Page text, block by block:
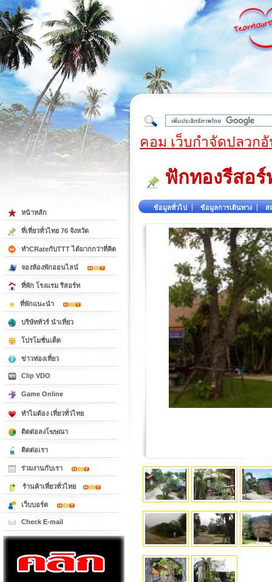
ต้
คอม เว็บกำจัดปลวก
ฟักทองรีสอร์
ข้อมูลทั่วไป ข้อมูลการเดินทาง ส
หน้าหลัก
ที่เที่ยวทั่วไทย 76 จังหวัด
ทำCRateกับTTT ได้มากกว่าที่คิด
จองห้องพักออนไลน์
ที่พัก โรงแรม รีสอร์ท
ที่พักแนะนำ
บริษัททัวร์ นำเที่ยว
โปรโมชั่นเด็ด
ข่าวท่องเที่ยว
Clip VDO
Game Online
ทำไมต้อง เที่ยวทั่วไทย
ติดต่อลงโฆษณา
ติดต่อเรา
ร่วมงานกับเรา
ร้านค้าเที่ยวทั่วไทย
เว็บบอร์ด
Check E-mail